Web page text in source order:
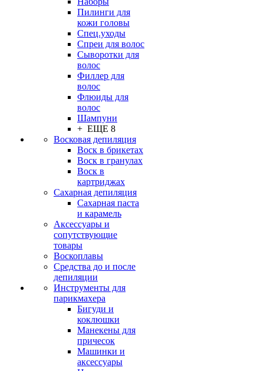
Пилинги для
кожи головы
Спец.уходы
Спреи для волос
Сыворотки для
волос
Филлер для
волос
Флюиды для
волос
Шампуни
+ ЕЩЕ 8
Восковая депиляция
Воск в брикетах
Воск в гранулах
Воск в
картриджах
Сахарная депиляция
Сахарная паста
и карамель
Аксессуары и
сопутствующие
товары
Воскоплавы
Средства до и после
депиляции
Инструменты для
парикмахера
Бигуди и
коклюшки
Манекены для
причесок
Машинки и
аксессуары